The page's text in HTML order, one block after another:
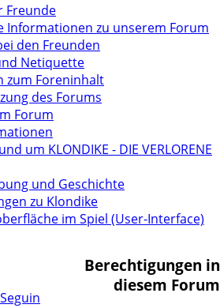
Freunde
zu unserem Forum
den Freunden
Netiquette
Foreninhalt
des Forums
Forum
um KLONDIKE - DIE VERLORENE
und Geschichte
zu Klondike
im Spiel (User-Interface)
Berechtigungen in
diesem Forum